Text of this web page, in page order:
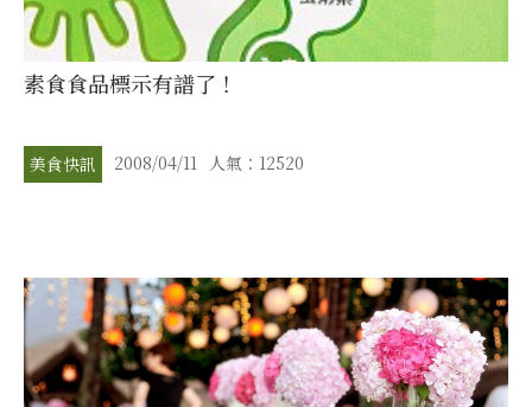
素食食品標示有譜了！
美食快訊 2008/04/11 人氣：12520